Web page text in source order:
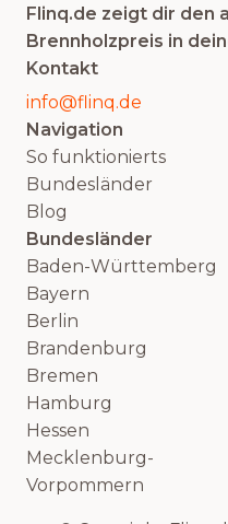
Flinq.de zeigt dir den
Brennholzpreis in
Kontakt
info@flinq.de
Navigation
So funktionierts
Bundesländer
Blog
Bundesländer
Baden-Württemberg
Bayern
Berlin
Brandenburg
Bremen
Hamburg
Hessen
Mecklenburg-
Vorpommern